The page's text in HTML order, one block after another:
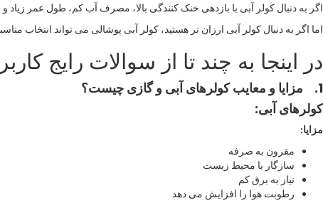
اگر به دنبال کولر آبی با بازدهی خنک کنندگی بالا، مصرف آب کم، طول عمر
اما اگر به دنبال کولر آبی ارزان تر هستید، کولر آبی پوشالی می تواند انتخاب
در اینجا به چند تا از سوالات رایج
1.
مزایا و معایب کولرهای آبی و گازی چیست؟
کولرهای آبی:
مزایا:
مقرون به صرفه
سازگار با محیط زیست
نیاز به برق کم
رطوبت هوا را افزایش می دهد